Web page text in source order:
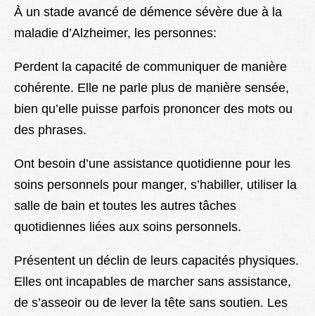
À un stade avancé de démence sévère due à la
maladie d’Alzheimer, les personnes:
Perdent la capacité de communiquer de manière
cohérente. Elle ne parle plus de manière sensée,
bien qu’elle puisse parfois prononcer des mots ou
des phrases.
Ont besoin d’une assistance quotidienne pour les
soins personnels pour manger, s’habiller, utiliser la
salle de bain et toutes les autres tâches
quotidiennes liées aux soins personnels.
Présentent un déclin de leurs capacités physiques.
Elles ont incapables de marcher sans assistance,
de s’asseoir ou de lever la tête sans soutien. Les